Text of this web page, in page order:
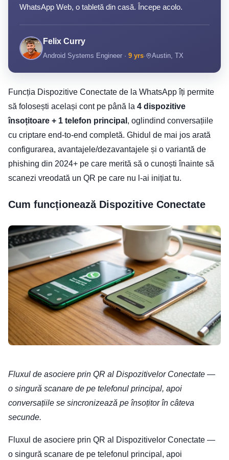
WhatsApp Web, o tabletă din casă. Începe acolo.
Felix Curry
Android Systems Engineer · 9 yrs· Austin, TX
Funcția Dispozitive Conectate de la WhatsApp îți permite
să folosești același cont pe până la 4 dispozitive
însoțitoare + 1 telefon principal , oglindind conversațiile
cu criptare end-to-end completă. Ghidul de mai jos arată
configurarea, avantajele/dezavantajele și o variantă de
phishing din 2024+ pe care merită să o cunoști înainte să
scanezi vreodată un QR pe care nu l-ai inițiat tu.
Cum funcționează Dispozitive Conectate
Fluxul de asociere prin QR al Dispozitivelor Conectate —
o singură scanare de pe telefonul principal, apoi
conversațiile se sincronizează pe însoțitor în câteva
secunde.
Fluxul de asociere prin QR al Dispozitivelor Conectate —
o singură scanare de pe telefonul principal, apoi